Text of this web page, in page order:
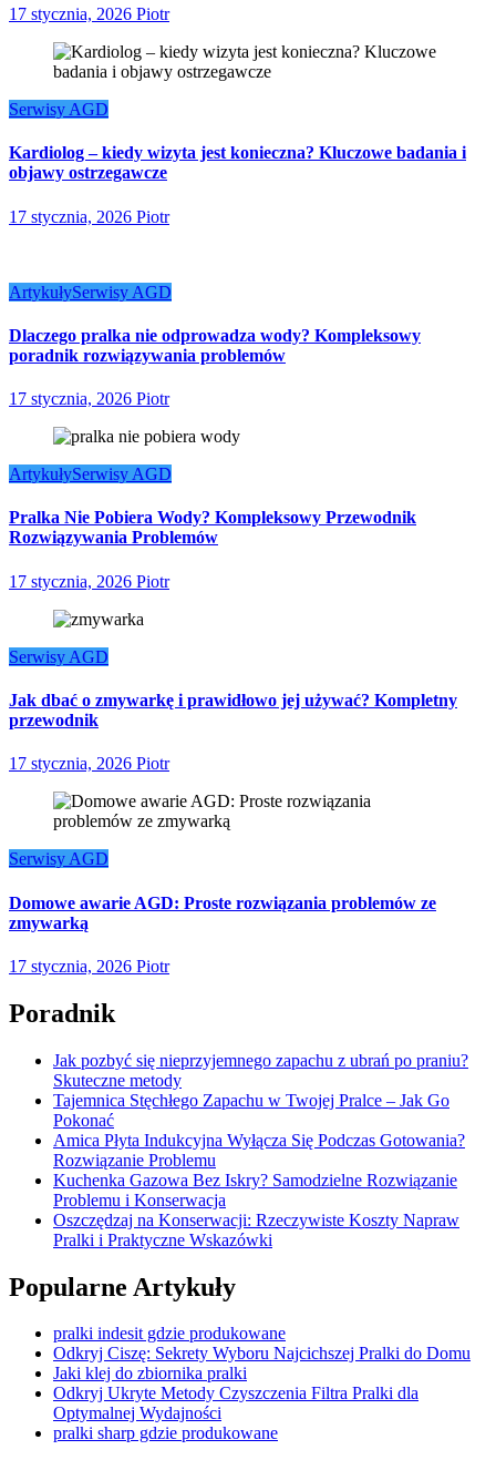
17 stycznia, 2026 Piotr
Serwisy AGD
Kardiolog – kiedy wizyta jest konieczna? Kluczowe badania i
objawy ostrzegawcze
17 stycznia, 2026 Piotr
ArtykułySerwisy AGD
Dlaczego pralka nie odprowadza wody? Kompleksowy
poradnik rozwiązywania problemów
17 stycznia, 2026 Piotr
ArtykułySerwisy AGD
Pralka Nie Pobiera Wody? Kompleksowy Przewodnik
Rozwiązywania Problemów
17 stycznia, 2026 Piotr
Serwisy AGD
Jak dbać o zmywarkę i prawidłowo jej używać? Kompletny
przewodnik
17 stycznia, 2026 Piotr
Serwisy AGD
Domowe awarie AGD: Proste rozwiązania problemów ze
zmywarką
17 stycznia, 2026 Piotr
Poradnik
Jak pozbyć się nieprzyjemnego zapachu z ubrań po praniu?
Skuteczne metody
Tajemnica Stęchłego Zapachu w Twojej Pralce – Jak Go
Pokonać
Amica Płyta Indukcyjna Wyłącza Się Podczas Gotowania?
Rozwiązanie Problemu
Kuchenka Gazowa Bez Iskry? Samodzielne Rozwiązanie
Problemu i Konserwacja
Oszczędzaj na Konserwacji: Rzeczywiste Koszty Napraw
Pralki i Praktyczne Wskazówki
Popularne Artykuły
pralki indesit gdzie produkowane
Odkryj Ciszę: Sekrety Wyboru Najcichszej Pralki do Domu
Jaki klej do zbiornika pralki
Odkryj Ukryte Metody Czyszczenia Filtra Pralki dla
Optymalnej Wydajności
pralki sharp gdzie produkowane